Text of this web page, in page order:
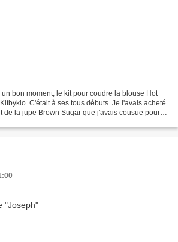
bon moment, le kit pour coudre la blouse Hot
C'était à ses tous débuts. Je l'avais acheté
de la jupe Brown Sugar que j'avais cousue pour